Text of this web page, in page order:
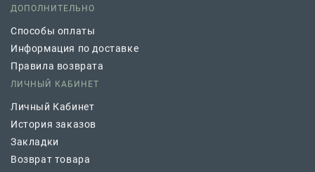
ДОПОЛНИТЕЛЬНО
Способы оплаты
Информация по доставке
Правила возврата
ЛИЧНЫЙ КАБИНЕТ
Личный Кабинет
История заказов
Закладки
Возврат товара